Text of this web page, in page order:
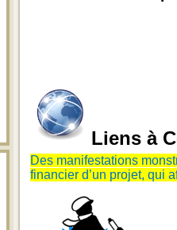
Liens à
Des manifestations
financier d’un projet, qui